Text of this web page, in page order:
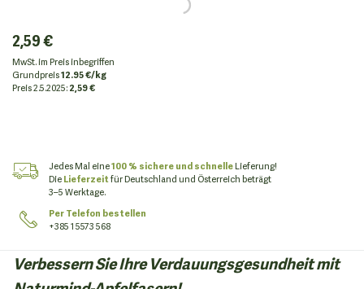
2,59 €
MwSt. im Preis inbegriffen
Grundpreis12.95 €/kg
Preis2.5.2025:2,59 €
Jedes Mal eine100 % sichere und schnelleLieferung!
DieLieferzeitfür Deutschland und Österreich beträgt
3–5 Werktage.
Per Telefon bestellen
+385 1 5573 568
Verbessern Sie Ihre Verdauungsgesundheit mit